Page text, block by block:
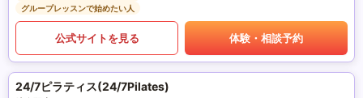
グループレッスンで始めたい人
公式サイトを見る 体験・相談予約
24/7ピラティス(24/7Pilates)